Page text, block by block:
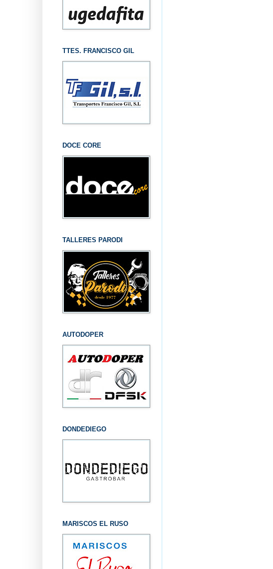
TTES. FRANCISCO GIL
DOCE CORE
TALLERES PARODI
AUTODOPER
DONDEDIEGO
MARISCOS EL RUSO